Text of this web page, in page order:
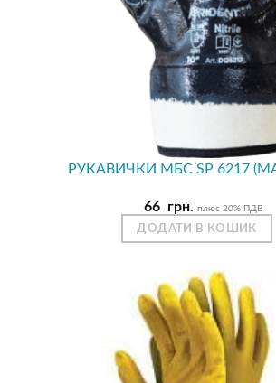
РУКАВИЧКИ МБС SP 6217
66 грн. плюс 20% ПДВ
ДОДАТИ В КОШИК